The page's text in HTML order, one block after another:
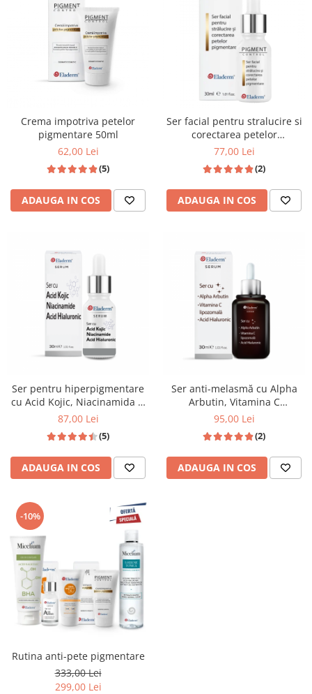
Crema impotriva petelor
pigmentare 50ml
62,00 Lei
(5)
ADAUGA IN COS
Ser facial pentru stralucire si
corectarea petelor
pigmentare 30ml
77,00 Lei
(2)
ADAUGA IN COS
Ser pentru hiperpigmentare
cu Acid Kojic, Niacinamida si
Acid Hialuronic 30ml
87,00 Lei
(5)
ADAUGA IN COS
Ser anti-melasmă cu Alpha
Arbutin, Vitamina C
lipozomala si Acid Hialuronic
95,00 Lei
(2)
ADAUGA IN COS
-10%
Rutina anti-pete pigmentare
333,00 Lei
299,00 Lei